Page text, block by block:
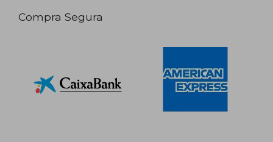
Compra Segura